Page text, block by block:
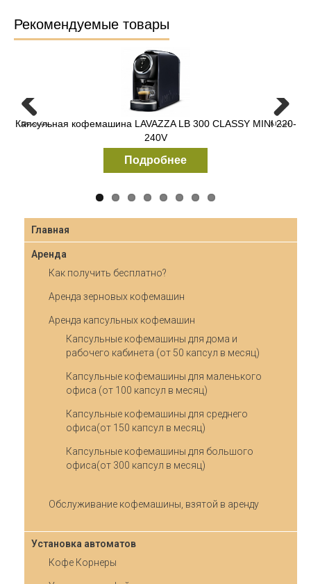
Рекомендуемые товары
Капсульная кофемашина LAVAZZA LB 300 CLASSY MINI 220-
240V
Подробнее
Previous Next
Главная
Аренда
Как получить бесплатно?
Аренда зерновых кофемашин
Аренда капсульных кофемашин
Капсульные кофемашины для дома и
рабочего кабинета (от 50 капсул в месяц)
Капсульные кофемашины для маленького
офиса (от 100 капсул в месяц)
Капсульные кофемашины для среднего
офиса(от 150 капсул в месяц)
Капсульные кофемашины для большого
офиса(от 300 капсул в месяц)
Обслуживание кофемашины, взятой в аренду
Установка автоматов
Кофе Корнеры